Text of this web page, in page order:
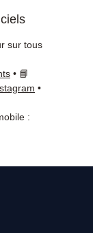
sur tous
• 📘
•
: